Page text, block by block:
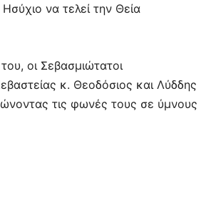
να τελεί την Θεία
οι Σεβασμιώτατοι
κ. Θεοδόσιος και Λύδδης
τις φωνές τους σε ύμνους